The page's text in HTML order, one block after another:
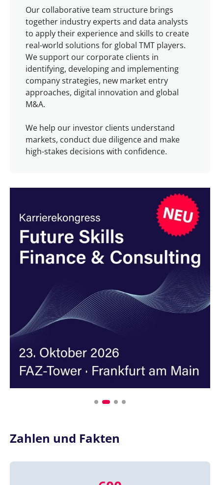
Our collaborative team structure brings
together industry experts and data analysts
to apply their experience and skills to create
real-world solutions for global TMT players.
We support our corporate clients in
identifying, developing and implementing
company strategies, new market entry
approaches, digital innovation and global
M&A.
We help our investor clients understand
markets, conduct due diligence and make
high-stakes decisions with confidence.
Zahlen und Fakten